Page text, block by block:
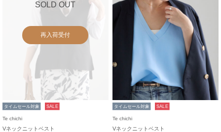
SOLD OUT
再入荷受付
タイムセール対象 SALE
Te chichi
Vネックニットベスト
タイムセール対象 SALE
Te chichi
Vネックニットベスト